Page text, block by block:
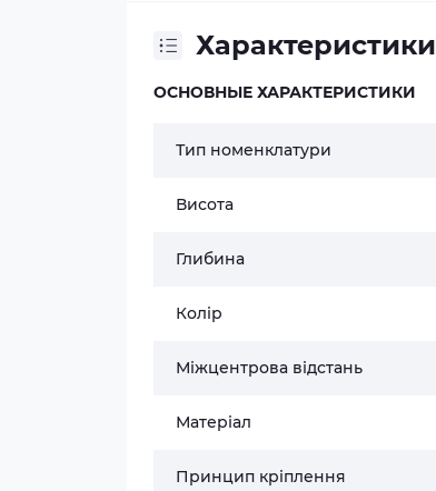
Характеристики
ОСНОВНЫЕ ХАРАКТЕРИСТИКИ
Тип номенклатури
Висота
Глибина
Колір
Міжцентрова відстань
Матеріал
Принцип кріплення